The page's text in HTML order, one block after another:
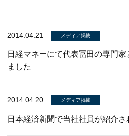
2014.04.21 メディア掲載
日経マネーにて代表冨田の専門
ました
2014.04.20 メディア掲載
日本経済新聞で当社社員が紹介さ